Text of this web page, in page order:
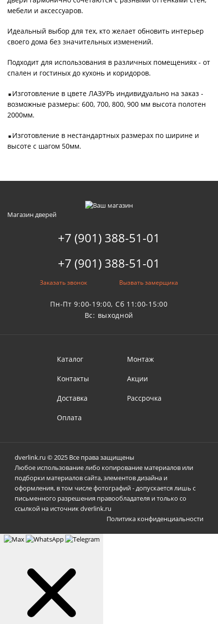
мебели и аксессуаров.
Идеальный выбор для тех, кто желает обновить интерьер
своего дома без значительных изменений.
Подходит для использования в различных помещениях - от
спален и гостиных до кухонь и коридоров.
Изготовление в цвете ЛАЗУРЬ индивидуально на заказ -
возможные размеры: 600, 700, 800, 900 мм высота полотен
2000мм.
Изготовление в нестандартных размерах по ширине и
высоте с шагом 50мм.
Магазин дверей
+7 (901) 388-51-01
+7 (901) 388-51-01
Заказать звонок Вызвать замерщика
Пн-Пт 9:00-19:00, Сб 11:00-15:00
Вс: выходной
Каталог
Контакты
Доставка
Оплата
Монтаж
Акции
Рассрочка
dverlink.ru © 2025 Все права защищены
Любое использование либо копирование материалов или
подборки материалов сайта, элементов дизайна и
оформления, в том числе фотографий - допускается лишь с
письменного разрешения правообладателя и только со
ссылкой на источник dverlink.ru
Политика конфиденциальности